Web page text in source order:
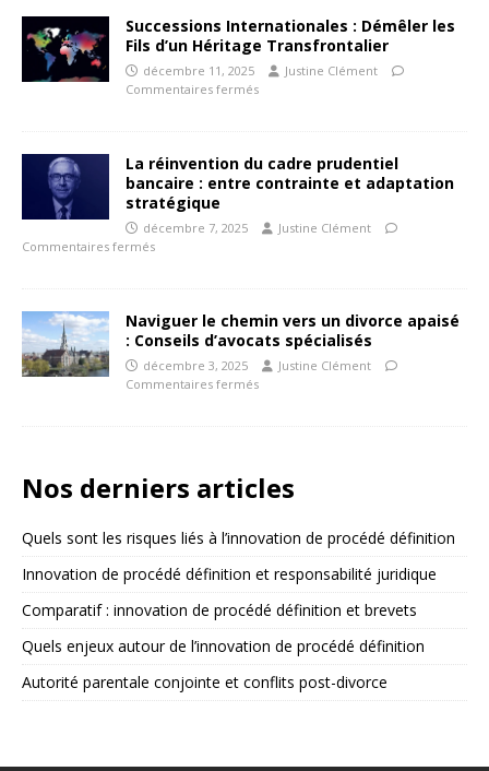
Successions Internationales : Démêler les
Fils d’un Héritage Transfrontalier
décembre 11, 2025
Justine Clément
Commentaires fermés
La réinvention du cadre prudentiel
bancaire : entre contrainte et adaptation
stratégique
décembre 7, 2025
Justine Clément
Commentaires fermés
Naviguer le chemin vers un divorce apaisé
: Conseils d’avocats spécialisés
décembre 3, 2025
Justine Clément
Commentaires fermés
Nos derniers articles
Quels sont les risques liés à l’innovation de procédé définition
Innovation de procédé définition et responsabilité juridique
Comparatif : innovation de procédé définition et brevets
Quels enjeux autour de l’innovation de procédé définition
Autorité parentale conjointe et conflits post-divorce